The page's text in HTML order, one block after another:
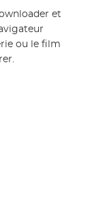
et
ou le film